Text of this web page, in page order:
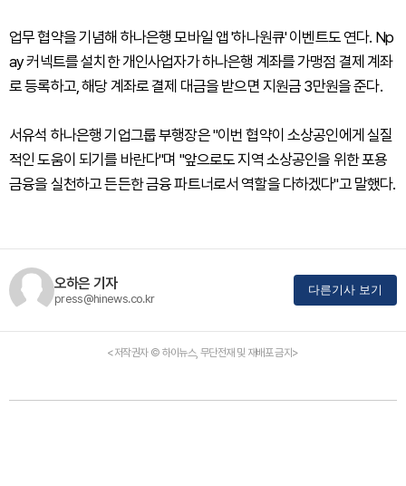
업무 협약을 기념해 하나은행 모바일 앱 '하나원큐' 이벤트도 연다. Np
ay 커넥트를 설치한 개인사업자가 하나은행 계좌를 가맹점 결제 계좌
로 등록하고, 해당 계좌로 결제 대금을 받으면 지원금 3만원을 준다.
서유석 하나은행 기업그룹 부행장은 "이번 협약이 소상공인에게 실질
적인 도움이 되기를 바란다"며 "앞으로도 지역 소상공인을 위한 포용
금융을 실천하고 든든한 금융 파트너로서 역할을 다하겠다"고 말했다.
오하은 기자
press@hinews.co.kr
다른기사 보기
<저작권자 © 하이뉴스, 무단전재 및 재배포 금지>